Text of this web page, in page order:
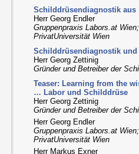
Schilddrüsendiagnostik
Herr Georg Endler
Gruppenpraxis Labors.at
PrivatUniversität Wien
Schilddrüsendiagnostik
Herr Georg Zettinig
Gründer und Betreiber der
Teaser: Learning from the
… Labor und Schilddrüse
Herr Georg Zettinig
Gründer und Betreiber der
Herr Georg Endler
Gruppenpraxis Labors.at
PrivatUniversität Wien
Herr Markus Exner